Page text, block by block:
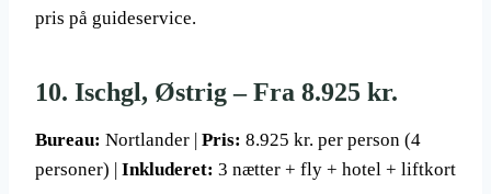
pris på guideservice.
10. Ischgl, Østrig – Fra 8.925 kr.
Bureau: Nortlander | Pris: 8.925 kr. per person (4
personer) | Inkluderet: 3 nætter + fly + hotel + liftkort